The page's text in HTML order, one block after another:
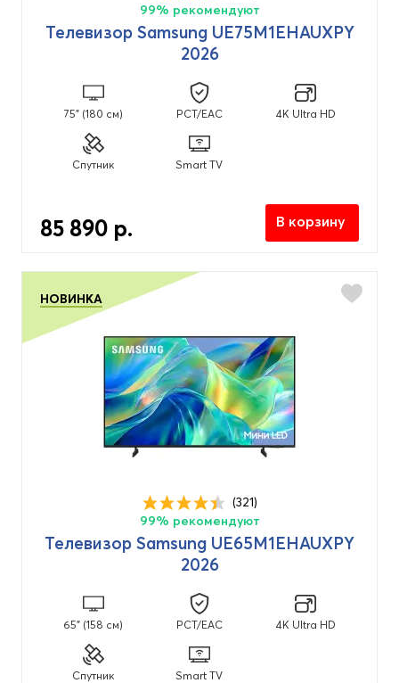
99% рекомендуют
Телевизор Samsung UE75M1EHAUXPY
2026
75" (180 см) PCT/EAC 4K Ultra HD
Спутник Smart TV
85 890 р. В корзину
НОВИНКА
(321)
99% рекомендуют
Телевизор Samsung UE65M1EHAUXPY
2026
65" (158 см) PCT/EAC 4K Ultra HD
Спутник Smart TV